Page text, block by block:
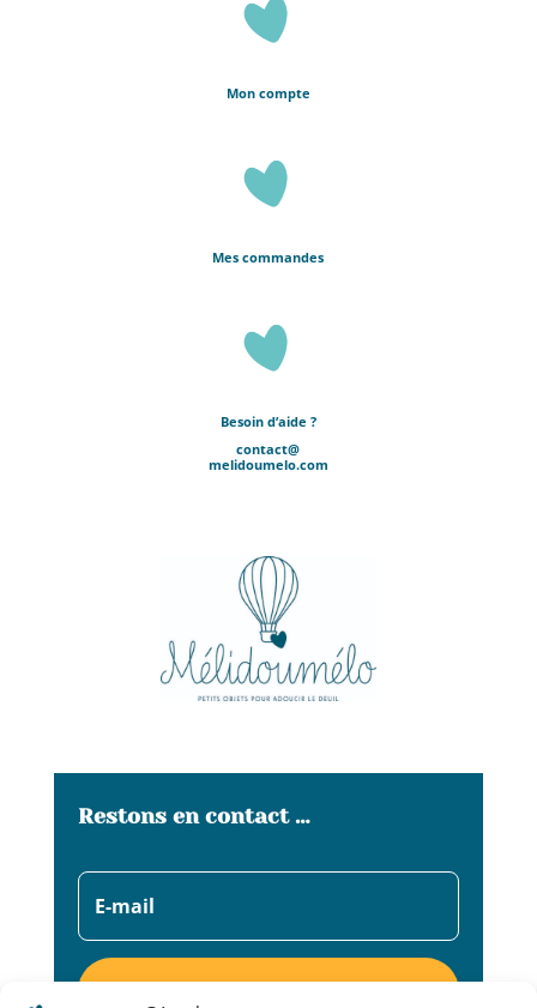
Mon compte
Mes commandes
Besoin d’aide ?
contact@
melidoumelo.com
Restons en contact …